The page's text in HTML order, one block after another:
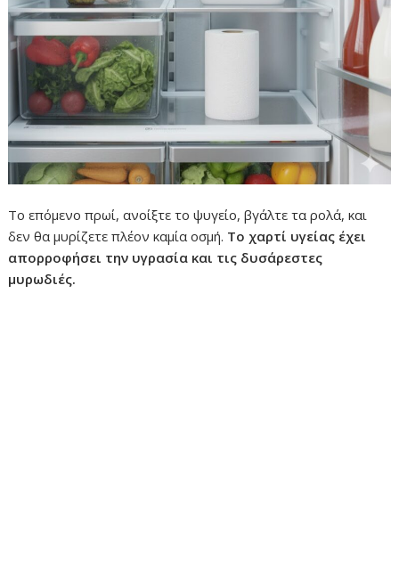
Το επόμενο πρωί, ανοίξτε το ψυγείο, βγάλτε τα ρολά, και
δεν θα μυρίζετε πλέον καμία οσμή. Το χαρτί υγείας έχει
απορροφήσει την υγρασία και τις δυσάρεστες
μυρωδιές.